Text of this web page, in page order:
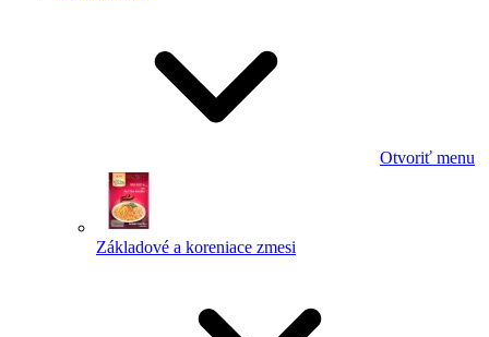
Otvoriť menu
Základové a koreniace zmesi